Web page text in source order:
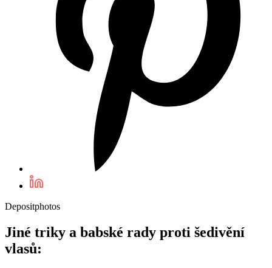
Depositphotos
Jiné triky a babské rady proti šedivění
vlasů: